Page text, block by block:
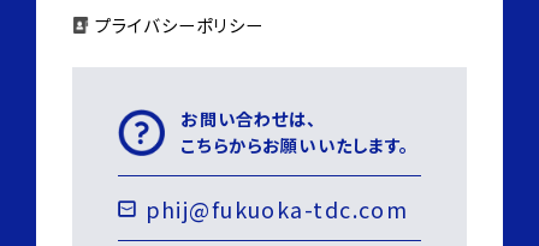
プライバシーポリシー
お問い合わせは、
こちらからお願いいたします。
phij@fukuoka-tdc.com